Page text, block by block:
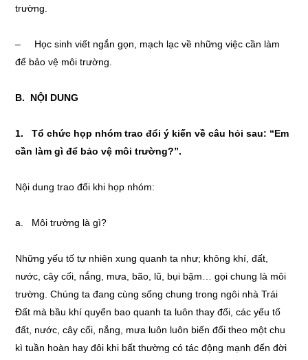
trường.
– Học sinh viết ngắn gọn, mạch lạc về những việc cần làm
để bảo vệ môi trường.
B. NỘI DUNG
1. Tổ chức họp nhóm trao đổi ý kiến về câu hỏi sau: “Em
cần làm gì để bảo vệ môi trường?”.
Nội dung trao đổi khi họp nhóm:
a. Môi trường là gì?
Những yếu tố tự nhiên xung quanh ta như; không khí, đất,
nước, cây cối, nắng, mưa, bão, lũ, bụi bặm… gọi chung là môi
trường. Chúng ta đang cùng sống chung trong ngôi nhà Trái
Đất mà bầu khí quyển bao quanh ta luôn thay đổi, các yếu tố
đất, nước, cây cối, nắng, mưa luôn luôn biến đổi theo một chu
kì tuần hoàn hay đôi khi bất thường có tác động mạnh đến đời